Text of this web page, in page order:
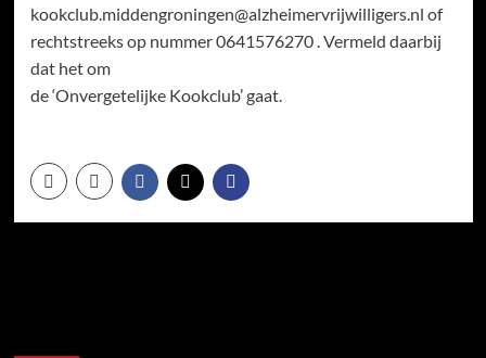
kookclub.middengroningen@alzheimervrijwilligers.nl of
rechtstreeks op nummer 0641576270 . Vermeld daarbij
dat het om
de ‘Onvergetelijke Kookclub’ gaat.